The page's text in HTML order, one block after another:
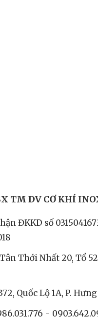
TM DV CƠ KHÍ
ĐKKD số
Thới Nhất 20, Tổ
Quốc Lộ 1A, P.
-